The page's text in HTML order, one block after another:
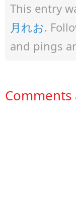
This entry
月れお.
and pings
Comments